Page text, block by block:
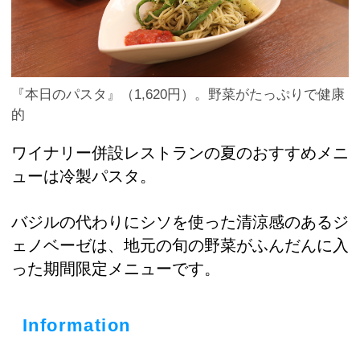
『本日のパスタ』（1,620円）。野菜がたっぷりで健康
的
ワイナリー併設レストランの夏のおすすめメニ
ューは冷製パスタ。
バジルの代わりにシソを使った清涼感のあるジ
ェノベーゼは、地元の旬の野菜がふんだんに入
った期間限定メニューです。
Information